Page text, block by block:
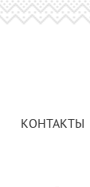
КОНТАКТЫ